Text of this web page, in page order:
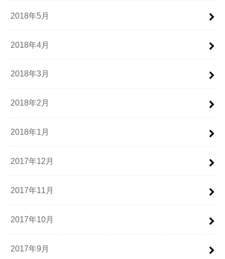
2018年5月
2018年4月
2018年3月
2018年2月
2018年1月
2017年12月
2017年11月
2017年10月
2017年9月